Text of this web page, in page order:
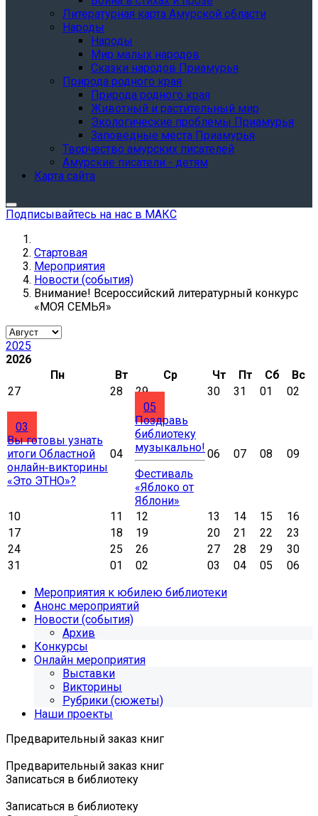
Литературная карта Амурской области
Народы
Народы
Мир малых народов
Сказки народов Приамурья
Природа родного края
Природа родного края
Животный и растительный мир
Экологические проблемы Приамурья
Заповедные места Приамурья
Творчество амурских писателей
Амурские писатели - детям
Карта сайта
Подписывайтесь на нас в МАКС
Стартовая
Мероприятия
Новости (события)
Внимание! Всероссийский литературный конкурс
«МОЯ СЕМЬЯ»
2025
2026
Пн
Вт Ср Чт Пт Сб
Вс
27
28 29 30 31 01 02
03
Вы готовы узнать
итоги Областной
онлайн‑викторины
«Это ЭТНО»?
04
05
Поздравь
библиотеку
музыкально!
Фестиваль
«Яблоко от
Яблони»
06 07 08 09
10 11 12 13 14 15
16
17
18 19 20 21 22
23
24
25 26 27 28 29
30
31
01 02 03 04 05
06
Мероприятия к юбилею библиотеки
Анонс мероприятий
Новости (события)
Архив
Конкурсы
Онлайн мероприятия
Выставки
Викторины
Рубрики (сюжеты)
Наши проекты
Предварительный заказ книг
Предварительный заказ книг
Записаться в библиотеку
Записаться в библиотеку